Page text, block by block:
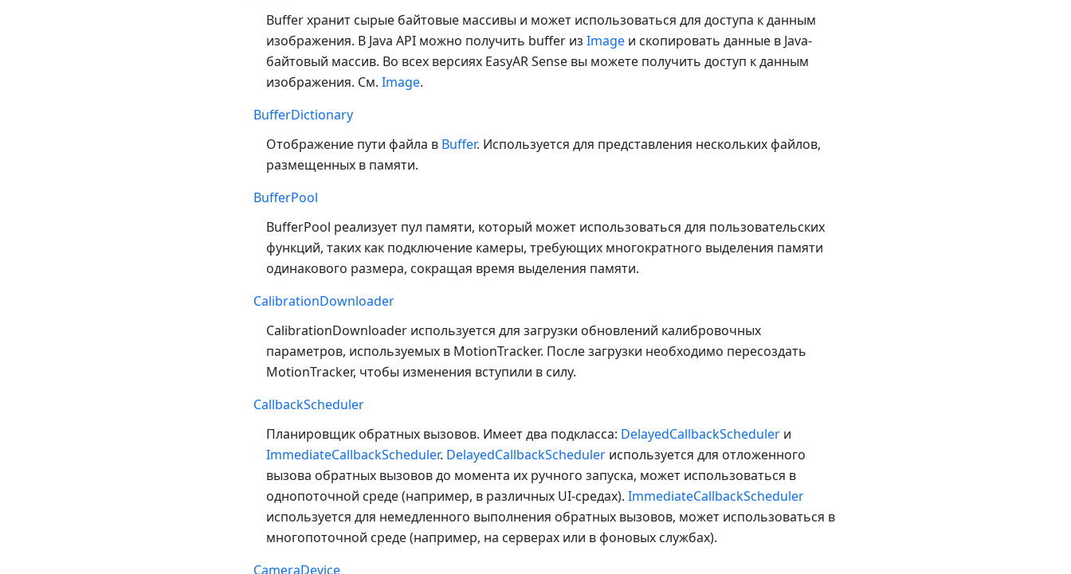
Buffer хранит сырые байтовые массивы и может использоваться для доступа к данным
изображения. В Java API можно получить buffer из Imageи скопировать данные в Java-
байтовый массив. Во всех версиях EasyAR Sense вы можете получить доступ к данным
изображения. См. Image.
BufferDictionary
Отображение пути файла в Buffer. Используется для представления нескольких файлов,
размещенных в памяти.
BufferPool
BufferPool реализует пул памяти, который может использоваться для пользовательских
функций, таких как подключение камеры, требующих многократного выделения памяти
одинакового размера, сокращая время выделения памяти.
CalibrationDownloader
CalibrationDownloader используется для загрузки обновлений калибровочных
параметров, используемых в MotionTracker. После загрузки необходимо пересоздать
MotionTracker, чтобы изменения вступили в силу.
CallbackScheduler
Планировщик обратных вызовов. Имеет два подкласса: DelayedCallbackSchedulerи
ImmediateCallbackScheduler. DelayedCallbackSchedulerиспользуется для отложенного
вызова обратных вызовов до момента их ручного запуска, может использоваться в
однопоточной среде (например, в различных UI-средах). ImmediateCallbackScheduler
используется для немедленного выполнения обратных вызовов, может использоваться в
многопоточной среде (например, на серверах или в фоновых службах).
CameraDevice